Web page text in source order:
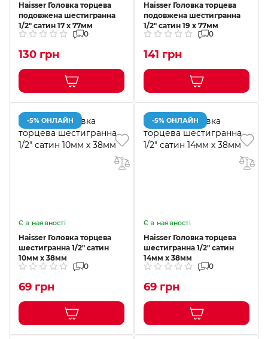
Haisser Головка торцева
подовжена шестигранна
1/2" сатин 17 х 77мм
0
130 грн
Haisser Головка торцева
подовжена шестигранна
1/2" сатин 19 х 77мм
0
141 грн
-5% ОНЛАЙН
Є в наявності
Haisser Головка торцева
шестигранна 1/2" сатин
10мм х 38мм
0
69 грн
-5% ОНЛАЙН
Є в наявності
Haisser Головка торцева
шестигранна 1/2" сатин
14мм х 38мм
0
69 грн